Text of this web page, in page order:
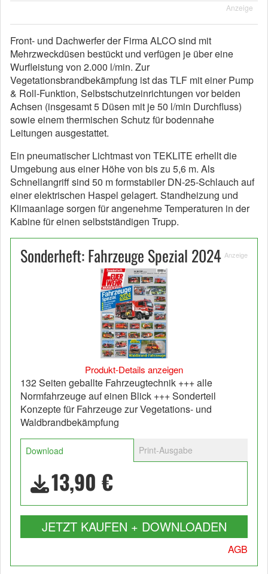
Anzeige
Front- und Dachwerfer der Firma ALCO sind mit
Mehrzweckdüsen bestückt und verfügen je über eine
Wurfleistung von 2.000 l/min. Zur
Vegetationsbrandbekämpfung ist das TLF mit einer Pump
& Roll-Funktion, Selbstschutzeinrichtungen vor beiden
Achsen (insgesamt 5 Düsen mit je 50 l/min Durchfluss)
sowie einem thermischen Schutz für bodennahe
Leitungen ausgestattet.
Ein pneumatischer Lichtmast von TEKLITE erhellt die
Umgebung aus einer Höhe von bis zu 5,6 m. Als
Schnellangriff sind 50 m formstabiler DN-25-Schlauch auf
einer elektrischen Haspel gelagert. Standheizung und
Klimaanlage sorgen für angenehme Temperaturen in der
Kabine für einen selbstständigen Trupp.
Sonderheft: Fahrzeuge Spezial 2024 Anzeige
Produkt-Details anzeigen
132 Seiten geballte Fahrzeugtechnik +++ alle
Normfahrzeuge auf einen Blick +++ Sonderteil
Konzepte für Fahrzeuge zur Vegetations- und
Waldbrandbekämpfung
Download Print-Ausgabe
13,90 €
JETZT KAUFEN + DOWNLOADEN
AGB